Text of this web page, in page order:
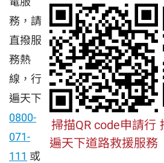
務，請
直撥服
務熱
線，行
遍天下
0800-
071-
111 或
掃描QR code申請行
遍天下道路救援服務